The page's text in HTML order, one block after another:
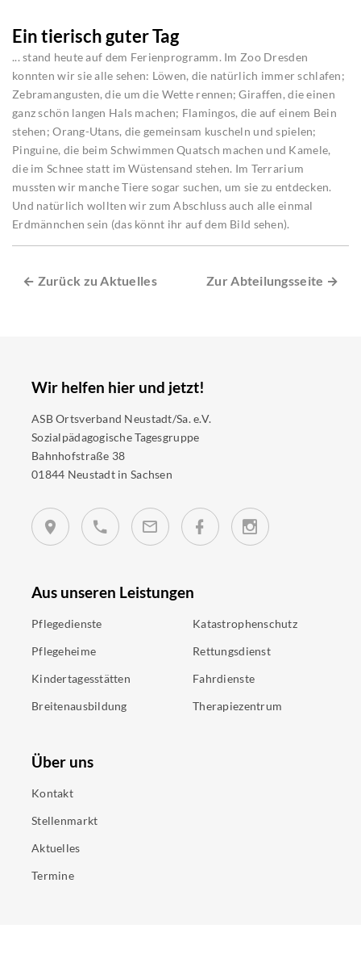
Ein tierisch guter Tag
... stand heute auf dem Ferienprogramm. Im Zoo Dresden
konnten wir sie alle sehen: Löwen, die natürlich immer schlafen;
Zebramangusten, die um die Wette rennen; Giraffen, die einen
ganz schön langen Hals machen; Flamingos, die auf einem Bein
stehen; Orang-Utans, die gemeinsam kuscheln und spielen;
Pinguine, die beim Schwimmen Quatsch machen und Kamele,
die im Schnee statt im Wüstensand stehen. Im Terrarium
mussten wir manche Tiere sogar suchen, um sie zu entdecken.
Und natürlich wollten wir zum Abschluss auch alle einmal
Erdmännchen sein (das könnt ihr auf dem Bild sehen).
← Zurück zu Aktuelles Zur Abteilungsseite →
Wir helfen hier und jetzt!
ASB Ortsverband Neustadt/Sa. e.V.
Sozialpädagogische Tagesgruppe
Bahnhofstraße 38
01844 Neustadt in Sachsen
Aus unseren Leistungen
Pflegedienste
Pflegeheime
Kindertagesstätten
Breitenausbildung
Katastrophenschutz
Rettungsdienst
Fahrdienste
Therapiezentrum
Über uns
Kontakt
Stellenmarkt
Aktuelles
Termine